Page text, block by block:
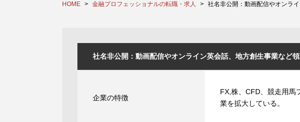
HOME 金融プロフェッショナルの転職・求人 社名非公開：動画配信やオンラ
社名非公開：動画配信やオンライン英会話、地方創生事業など
企業の特徴
FX,株、CFD、競走用馬
業を拡大している。